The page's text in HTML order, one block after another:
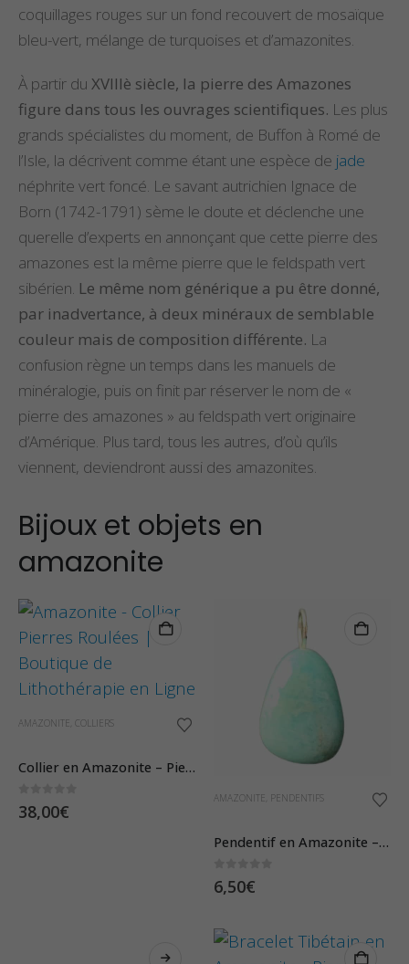
coquillages rouges sur un fond recouvert de mosaïque
bleu-vert, mélange de turquoises et d’amazonites.
À partir du XVIIIè siècle, la pierre des Amazones
figure dans tous les ouvrages scientifiques. Les plus
grands spécialistes du moment, de Buffon à Romé de
l’Isle, la décrivent comme étant une espèce de jade
néphrite vert foncé. Le savant autrichien Ignace de
Born (1742-1791) sème le doute et déclenche une
querelle d’experts en annonçant que cette pierre des
amazones est la même pierre que le feldspath vert
sibérien. Le même nom générique a pu être donné,
par inadvertance, à deux minéraux de semblable
couleur mais de composition différente. La
confusion règne un temps dans les manuels de
minéralogie, puis on finit par réserver le nom de «
pierre des amazones » au feldspath vert originaire
d’Amérique. Plus tard, tous les autres, d’où qu’ils
viennent, deviendront aussi des amazonites.
Bijoux et objets en
amazonite
AMAZONITE COLLIERS
Collier en Amazonite – Pierres Roulées
38,00€
AMAZONITE PENDENTIFS
Pendentif en Amazonite – Pierre Roulée
6,50€